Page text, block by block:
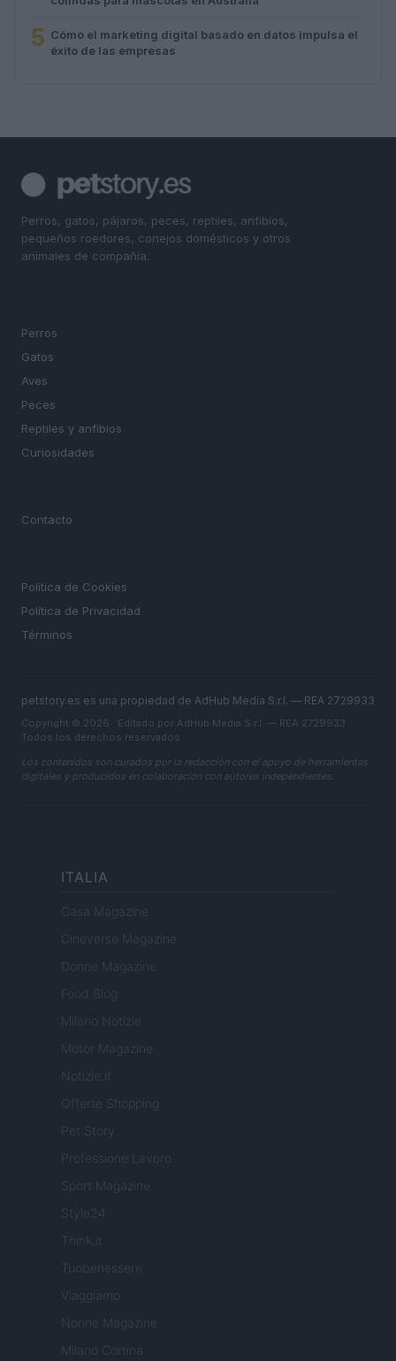
5 Cómo el marketing digital basado en datos impulsa el
éxito de las empresas
Perros, gatos, pájaros, peces, reptiles, anfibios,
pequeños roedores, conejos domésticos y otros
animales de compañía.
Perros
Gatos
Aves
Peces
Reptiles y anfibios
Curiosidades
Contacto
Política de Cookies
Política de Privacidad
Términos
petstory.es es una propiedad de AdHub Media S.r.l. — REA 2729933
Copyright © 2026 · Editado por AdHub Media S.r.l. — REA 2729933
Todos los derechos reservados
Los contenidos son curados por la redacción con el apoyo de herramientas
digitales y producidos en colaboración con autores independientes.
ITALIA
Casa Magazine
Cineverse Magazine
Donne Magazine
Food Blog
Milano Notizie
Motor Magazine
Notizie.it
Offerte Shopping
Professione Lavoro
Sport Magazine
Style24
Think.it
Tuobenessere
Viaggiamo
Nonne Magazine
Milano Cortina